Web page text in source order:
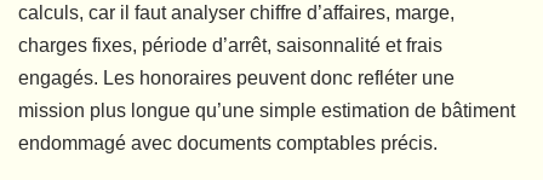
calculs, car il faut analyser chiffre d’affaires, marge,
charges fixes, période d’arrêt, saisonnalité et frais
engagés. Les honoraires peuvent donc refléter une
mission plus longue qu’une simple estimation de bâtiment
endommagé avec documents comptables précis.